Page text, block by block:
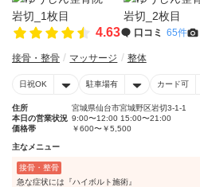
4.63 口コミ 65件
接骨・整骨 マッサージ 整体
日祝OK 駐車場有 カード可
住所
宮城県仙台市宮城野区岩切3-1-1
本日の営業状況 9:00〜12:00 15:00〜21:00
価格帯
￥600〜￥5,500
主なメニュー
接骨・整骨
急な症状には『ハイボルト施術』